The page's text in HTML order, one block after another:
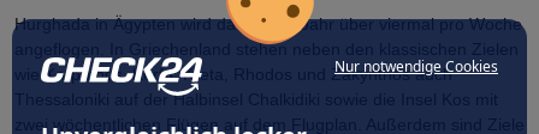
Nur notwendige Cookies
Hurghada in Ägypten wird das ganze Jahr über viermal pro Woche
angeflogen. In Griechenland stehen neben den klassischen Zielen
wie Karpathos, Korfu, Kreta, Rhodos und Zakynthos auch
Thessaloniki auf der Halbinsel Chalkidiki sowie die Insel Kos mit
zwei wöchentlichen Flügen auf dem Flugplan. Außerdem sind Ziele